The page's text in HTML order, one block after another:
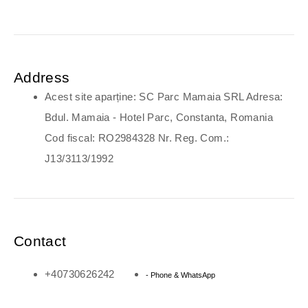
Address
Acest site aparține: SC Parc Mamaia SRL Adresa:
Bdul. Mamaia - Hotel Parc, Constanta, Romania
Cod fiscal: RO2984328 Nr. Reg. Com.:
J13/3113/1992
Contact
+40730626242 - Phone & WhatsApp